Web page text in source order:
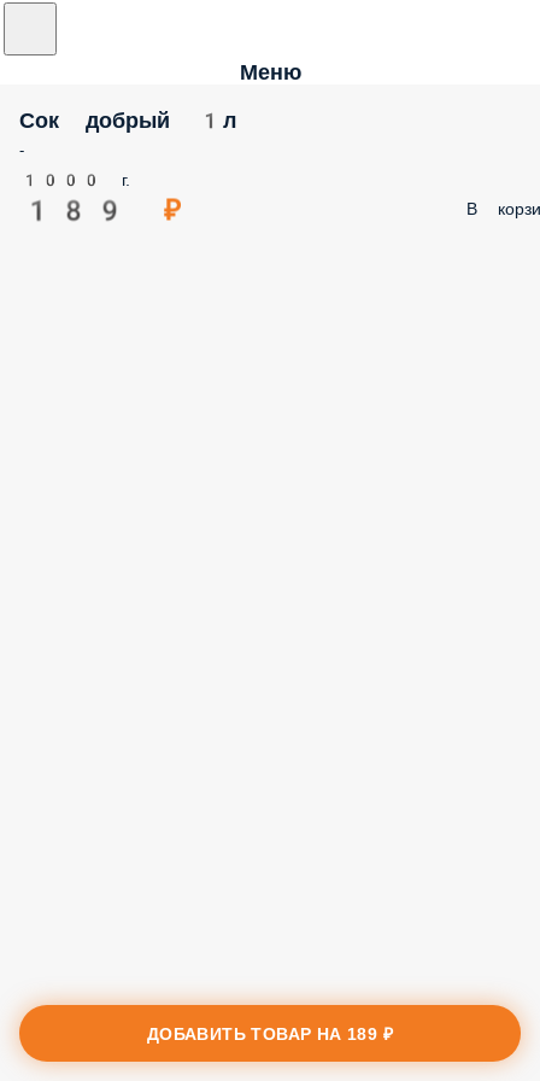
Меню
Сок добрый 1л
-
1000 г.
189 ₽ В
ДОБАВИТЬ ТОВАР НА 189 ₽